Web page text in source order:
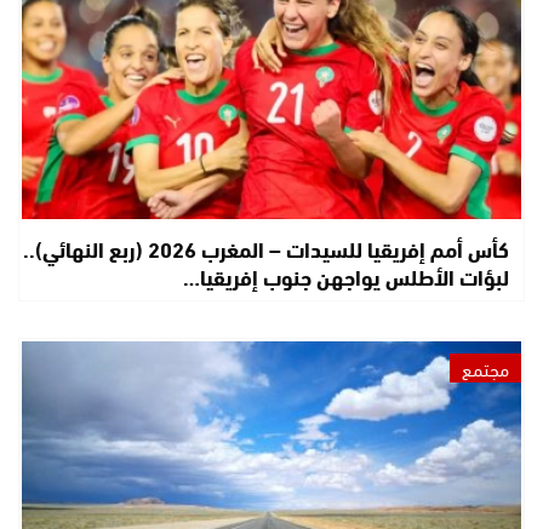
كأس أمم إفريقيا للسيدات – المغرب 2026 (ربع النهائي)..
لبؤات الأطلس يواجهن جنوب إفريقيا…
مجتمع